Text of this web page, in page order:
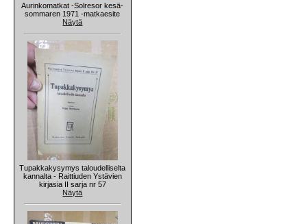
Aurinkomatkat -Solresor kesä-
sommaren 1971 -matkaesite
Näytä
Tupakkakysymys taloudelliselta
kannalta - Raittiuden Ystävien
kirjasia II sarja nr 57
Näytä